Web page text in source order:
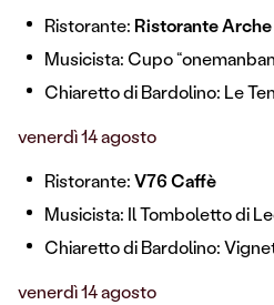
Ristorante: Ristorante Arche
Musicista: Cupo
Chiaretto di Bardolino: Le
venerdì 14 agosto
Ristorante:V76 Caffè
Musicista: Il Tomboletto di
Chiaretto di Bardolino:
venerdì 14 agosto